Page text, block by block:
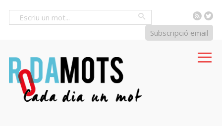
RSS
Subscripció email